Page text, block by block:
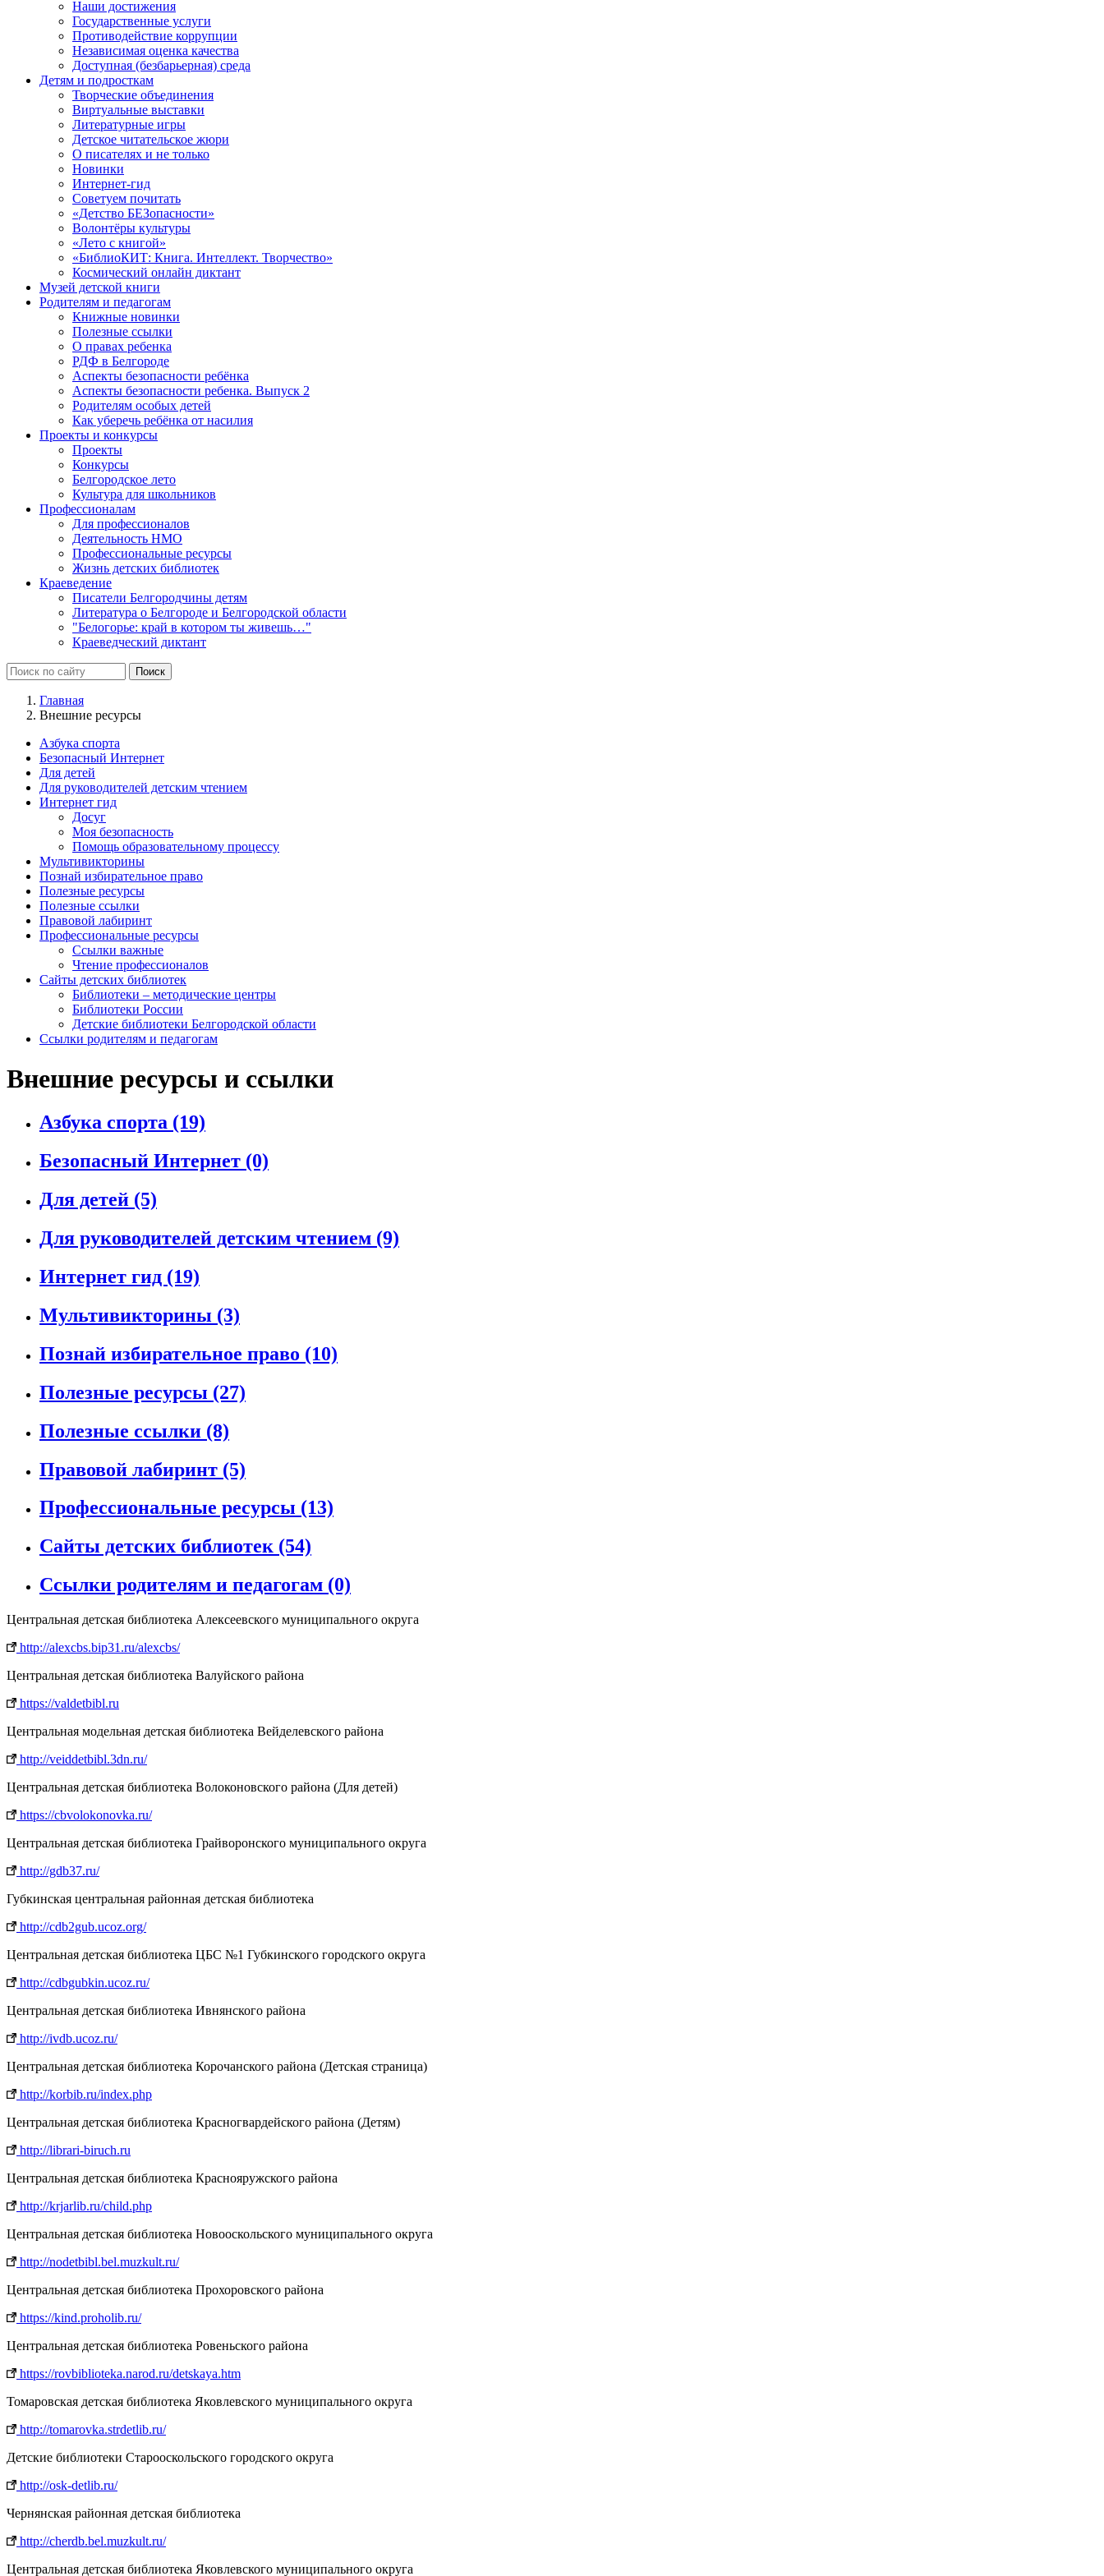
Наши достижения
Государственные услуги
Противодействие коррупции
Независимая оценка качества
Доступная (безбарьерная) среда
Детям и подросткам
Творческие объединения
Виртуальные выставки
Литературные игры
Детское читательское жюри
О писателях и не только
Новинки
Интернет-гид
Советуем почитать
«Детство БЕЗопасности»
Волонтёры культуры
«Лето с книгой»
«БиблиоКИТ: Книга. Интеллект. Творчество»
Космический онлайн диктант
Музей детской книги
Родителям и педагогам
Книжные новинки
Полезные ссылки
О правах ребенка
РДФ в Белгороде
Аспекты безопасности ребёнка
Аспекты безопасности ребенка. Выпуск 2
Родителям особых детей
Как уберечь ребёнка от насилия
Проекты и конкурсы
Проекты
Конкурсы
Белгородское лето
Культура для школьников
Профессионалам
Для профессионалов
Деятельность НМО
Профессиональные ресурсы
Жизнь детских библиотек
Краеведение
Писатели Белгородчины детям
Литература о Белгороде и Белгородской области
"Белогорье: край в котором ты живешь…"
Краеведческий диктант
Главная
Внешние ресурсы
Азбука спорта
Безопасный Интернет
Для детей
Для руководителей детским чтением
Интернет гид
Досуг
Моя безопасность
Помощь образовательному процессу
Мультивикторины
Познай избирательное право
Полезные ресурсы
Полезные ссылки
Правовой лабиринт
Профессиональные ресурсы
Ссылки важные
Чтение профессионалов
Сайты детских библиотек
Библиотеки – методические центры
Библиотеки России
Детские библиотеки Белгородской области
Ссылки родителям и педагогам
Внешние ресурсы и ссылки
Азбука спорта (19)
Безопасный Интернет (0)
Для детей (5)
Для руководителей детским чтением (9)
Интернет гид (19)
Мультивикторины (3)
Познай избирательное право (10)
Полезные ресурсы (27)
Полезные ссылки (8)
Правовой лабиринт (5)
Профессиональные ресурсы (13)
Сайты детских библиотек (54)
Ссылки родителям и педагогам (0)
Центральная детская библиотека Алексеевского муниципального округа
http://alexcbs.bip31.ru/alexcbs/
Центральная детская библиотека Валуйского района
https://valdetbibl.ru
Центральная модельная детская библиотека Вейделевского района
http://veiddetbibl.3dn.ru/
Центральная детская библиотека Волоконовского района (Для детей)
https://cbvolokonovka.ru/
Центральная детская библиотека Грайворонского муниципального округа
http://gdb37.ru/
Губкинская центральная районная детская библиотека
http://cdb2gub.ucoz.org/
Центральная детская библиотека ЦБС №1 Губкинского городского округа
http://cdbgubkin.ucoz.ru/
Центральная детская библиотека Ивнянского района
http://ivdb.ucoz.ru/
Центральная детская библиотека Корочанского района (Детская страница)
http://korbib.ru/index.php
Центральная детская библиотека Красногвардейского района (Детям)
http://librari-biruch.ru
Центральная детская библиотека Краснояружского района
http://krjarlib.ru/child.php
Центральная детская библиотека Новооскольского муниципального округа
http://nodetbibl.bel.muzkult.ru/
Центральная детская библиотека Прохоровского района
https://kind.proholib.ru/
Центральная детская библиотека Ровеньского района
https://rovbiblioteka.narod.ru/detskaya.htm
Томаровская детская библиотека Яковлевского муниципального округа
http://tomarovka.strdetlib.ru/
Детские библиотеки Старооскольского городского округа
http://osk-detlib.ru/
Чернянская районная детская библиотека
http://cherdb.bel.muzkult.ru/
Центральная детская библиотека Яковлевского муниципального округа